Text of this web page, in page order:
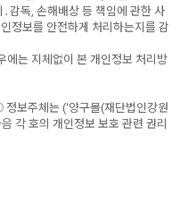
감독, 손해배상 등 책임에 관한 사
정보를 안전하게 처리하는지를 감
는 지체없이 본 개인정보 처리방
보주체는 (‘양구몰(재단법인강원
각 호의 개인정보 보호 관련 권리